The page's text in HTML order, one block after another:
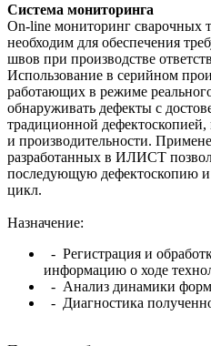
Система мониторинга
On-line мониторинг сварочных
необходим для обеспечения
швов при производстве
Использование в серийном
работающих в режиме
обнаруживать дефекты с
традиционной
и производительности.
разработанных в ИЛИСТ
последующую дефектоскопию и
цикл.
Назначение:
- Регистрация и
информацию о ходе
- Анализ динамики
- Диагностика